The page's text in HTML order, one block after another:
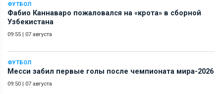
ФУТБОЛ
Фабио Каннаваро пожаловался на «крота» в сборной
Узбекистана
09:55 | 07 августа
ФУТБОЛ
Месси забил первые голы после чемпионата мира-2026
09:50 | 07 августа